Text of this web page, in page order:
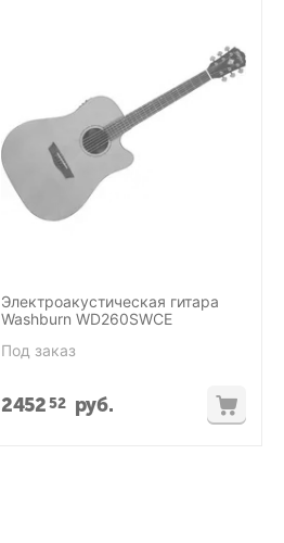
Электроакустическая гитара
Washburn WD260SWCE
Под заказ
245252 руб.